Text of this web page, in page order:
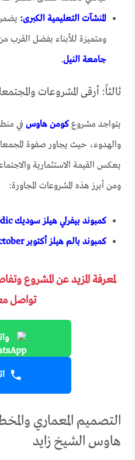
المنشآت التعليمية الكبرى:
ومتميزة للأبناء بفضل
جامعة النيل.
ثالثاً: أرقى المشروعات
يتواجد مشروعكومن هاوس في
والهدوء، حيث يجاور صفوة
يعكس القيمة الاستثمارية
ومن أبرز هذه المشروعات المجاورة:
كمبوند بيفرلي هيلز سوديك Beverly Hills Sodic.
كمبوند بالم هيلز أكتوبر Palm Hills October.
لمعرفة المزيد عن المشروع
تواصل
التصميم المعماري
هاوس الشيخ زايد